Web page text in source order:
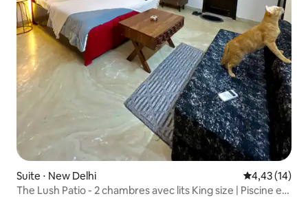
Suite ⋅ New Delhi Évaluation
4,43 (14)
The Lush Patio - 2 chambres avec lits King size | Piscine et